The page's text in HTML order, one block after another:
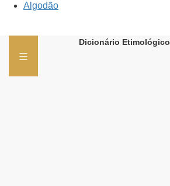
Algodão
Dicionário Etimológico